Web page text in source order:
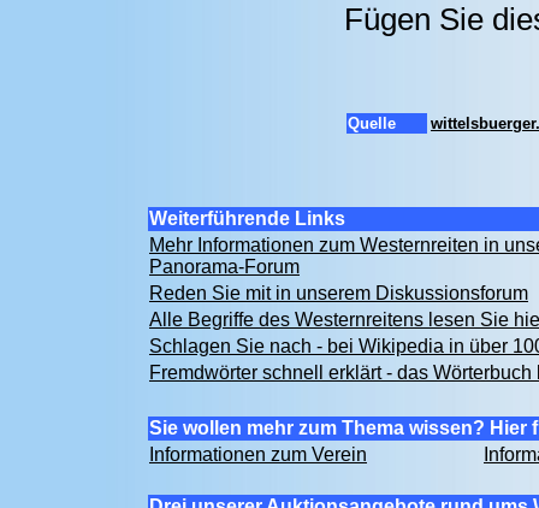
Fügen Sie
Quelle
Weiterführende Links
Mehr Informationen zum Westernreiten in
Panorama-Forum
Reden Sie mit in unserem Diskussionsforum
Alle Begriffe des Westernreitens lesen Sie
Schlagen Sie nach - bei Wikipedia in über
Fremdwörter schnell erklärt - das Wörterbuch
Sie wollen mehr zum Thema wissen? Hier
Informationen zum Verein